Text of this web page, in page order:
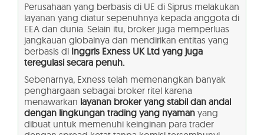
Perusahaan yang berbasis di UE di Siprus melakukan
layanan yang diatur sepenuhnya kepada anggota di
EEA dan dunia. Selain itu, broker juga memperluas
jangkauan globalnya dan mendirikan entitas yang
berbasis di Inggris Exness UK Ltd yang juga
teregulasi secara penuh.
Sebenarnya, Exness telah memenangkan banyak
penghargaan sebagai broker ritel karena
menawarkan layanan broker yang stabil dan andal
dengan lingkungan trading yang nyaman yang
dibuat untuk memenuhi keinginan para trader